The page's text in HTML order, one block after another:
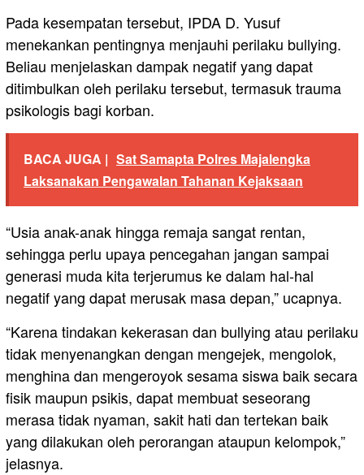
Pada kesempatan tersebut, IPDA D. Yusuf
menekankan pentingnya menjauhi perilaku bullying.
Beliau menjelaskan dampak negatif yang dapat
ditimbulkan oleh perilaku tersebut, termasuk trauma
psikologis bagi korban.
BACA JUGA | Sat Samapta Polres Majalengka
Laksanakan Pengawalan Tahanan Kejaksaan
“Usia anak-anak hingga remaja sangat rentan,
sehingga perlu upaya pencegahan jangan sampai
generasi muda kita terjerumus ke dalam hal-hal
negatif yang dapat merusak masa depan,” ucapnya.
“Karena tindakan kekerasan dan bullying atau perilaku
tidak menyenangkan dengan mengejek, mengolok,
menghina dan mengeroyok sesama siswa baik secara
fisik maupun psikis, dapat membuat seseorang
merasa tidak nyaman, sakit hati dan tertekan baik
yang dilakukan oleh perorangan ataupun kelompok,”
jelasnya.